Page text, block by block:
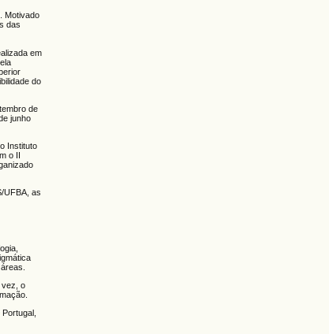
Motivado
das
em
do
de
junho
Instituto
o II
UFBA, as
vez, o